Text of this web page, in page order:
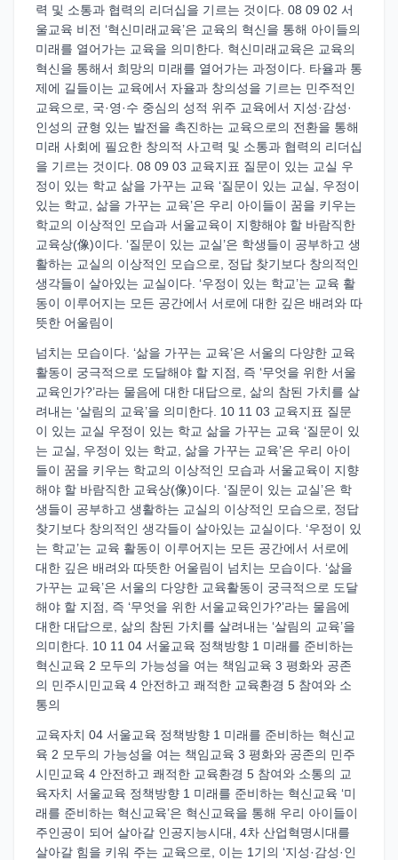
력 및 소통과 협력의 리더십을 기르는 것이다. 08 09 02 서
울교육 비전 ‘혁신미래교육’은 교육의 혁신을 통해 아이들의
미래를 열어가는 교육을 의미한다. 혁신미래교육은 교육의
혁신을 통해서 희망의 미래를 열어가는 과정이다. 타율과 통
제에 길들이는 교육에서 자율과 창의성을 기르는 민주적인
교육으로, 국·영·수 중심의 성적 위주 교육에서 지성·감성·
인성의 균형 있는 발전을 촉진하는 교육으로의 전환을 통해
미래 사회에 필요한 창의적 사고력 및 소통과 협력의 리더십
을 기르는 것이다. 08 09 03 교육지표 질문이 있는 교실 우
정이 있는 학교 삶을 가꾸는 교육 ‘질문이 있는 교실, 우정이
있는 학교, 삶을 가꾸는 교육’은 우리 아이들이 꿈을 키우는
학교의 이상적인 모습과 서울교육이 지향해야 할 바람직한
교육상(像)이다. ‘질문이 있는 교실’은 학생들이 공부하고 생
활하는 교실의 이상적인 모습으로, 정답 찾기보다 창의적인
생각들이 살아있는 교실이다. ‘우정이 있는 학교’는 교육 활
동이 이루어지는 모든 공간에서 서로에 대한 깊은 배려와 따
뜻한 어울림이
넘치는 모습이다. ‘삶을 가꾸는 교육’은 서울의 다양한 교육
활동이 궁극적으로 도달해야 할 지점, 즉 ‘무엇을 위한 서울
교육인가?’라는 물음에 대한 대답으로, 삶의 참된 가치를 살
려내는 ‘살림의 교육’을 의미한다. 10 11 03 교육지표 질문
이 있는 교실 우정이 있는 학교 삶을 가꾸는 교육 ‘질문이 있
는 교실, 우정이 있는 학교, 삶을 가꾸는 교육’은 우리 아이
들이 꿈을 키우는 학교의 이상적인 모습과 서울교육이 지향
해야 할 바람직한 교육상(像)이다. ‘질문이 있는 교실’은 학
생들이 공부하고 생활하는 교실의 이상적인 모습으로, 정답
찾기보다 창의적인 생각들이 살아있는 교실이다. ‘우정이 있
는 학교’는 교육 활동이 이루어지는 모든 공간에서 서로에
대한 깊은 배려와 따뜻한 어울림이 넘치는 모습이다. ‘삶을
가꾸는 교육’은 서울의 다양한 교육활동이 궁극적으로 도달
해야 할 지점, 즉 ‘무엇을 위한 서울교육인가?’라는 물음에
대한 대답으로, 삶의 참된 가치를 살려내는 ‘살림의 교육’을
의미한다. 10 11 04 서울교육 정책방향 1 미래를 준비하는
혁신교육 2 모두의 가능성을 여는 책임교육 3 평화와 공존
의 민주시민교육 4 안전하고 쾌적한 교육환경 5 참여와 소
통의
교육자치 04 서울교육 정책방향 1 미래를 준비하는 혁신교
육 2 모두의 가능성을 여는 책임교육 3 평화와 공존의 민주
시민교육 4 안전하고 쾌적한 교육환경 5 참여와 소통의 교
육자치 서울교육 정책방향 1 미래를 준비하는 혁신교육 ‘미
래를 준비하는 혁신교육’은 혁신교육을 통해 우리 아이들이
주인공이 되어 살아갈 인공지능시대, 4차 산업혁명시대를
살아갈 힘을 키워 주는 교육으로, 이는 1기의 ‘지성·감성·인